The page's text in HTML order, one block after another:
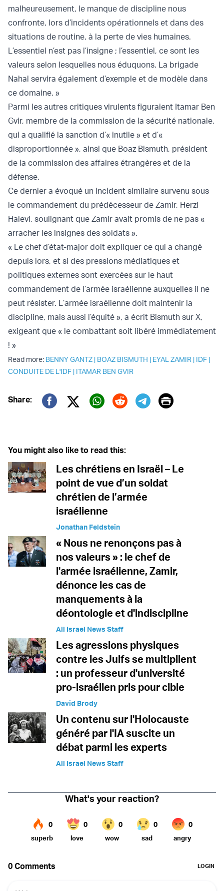
malheureusement, le manque de discipline nous
confronte, lors d’incidents opérationnels et dans des
situations de routine, à la perte de vies humaines.
L’essentiel n’est pas l’insigne ; l’essentiel, ce sont les
valeurs selon lesquelles nous éduquons. La brigade
Nahal servira également d’exemple et de modèle dans
ce domaine. »
Parmi les autres critiques virulents figuraient Itamar Ben
Gvir, membre de la commission de la sécurité nationale,
qui a qualifié la sanction d’« inutile » et d’«
disproportionnée », ainsi que Boaz Bismuth, président
de la commission des affaires étrangères et de la
défense.
Ce dernier a évoqué un incident similaire survenu sous
le commandement du prédécesseur de Zamir, Herzi
Halevi, soulignant que Zamir avait promis de ne pas «
arracher les insignes des soldats ».
« Le chef d’état-major doit expliquer ce qui a changé
depuis lors, et si des pressions médiatiques et
politiques externes sont exercées sur le haut
commandement de l’armée israélienne auxquelles il ne
peut résister. L’armée israélienne doit maintenir la
discipline, mais aussi l’équité », a écrit Bismuth sur X,
exigeant que « le combattant soit libéré immédiatement
! »
Read more: BENNY GANTZ | BOAZ BISMUTH | EYAL ZAMIR | IDF |
CONDUITE DE L'IDF | ITAMAR BEN GVIR
Share:
Twitter (X)
Print
You might also like to read this:
Les chrétiens en Israël – Le
point de vue d’un soldat
chrétien de l’armée
israélienne
Jonathan Feldstein
« Nous ne renonçons pas à
nos valeurs » : le chef de
l'armée israélienne, Zamir,
dénonce les cas de
manquements à la
déontologie et d'indiscipline
All Israel News Staff
Les agressions physiques
contre les Juifs se multiplient
: un professeur d'université
pro-israélien pris pour cible
David Brody
Un contenu sur l'Holocauste
généré par l'IA suscite un
débat parmi les experts
All Israel News Staff